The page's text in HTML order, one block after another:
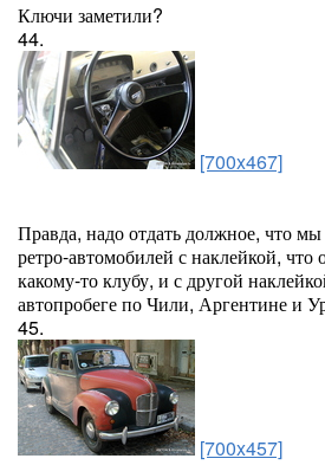
Ключи заметили?
44.
[700x467]
Правда, надо отдать должное, что
ретро-автомобилей с наклейкой,
какому-то клубу, и с другой
автопробеге по Чили, Аргентине и
45.
[700x457]